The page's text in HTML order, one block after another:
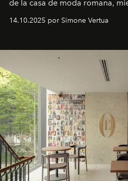
de la casa de moda romana,
14.10.2025 por Simone Vertua